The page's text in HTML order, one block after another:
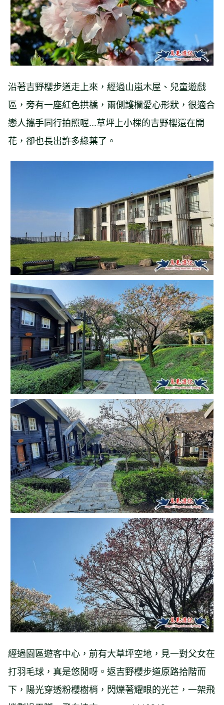
沿著吉野櫻步道走上來，經過山嵐木屋、兒童遊戲
區，旁有一座紅色拱橋，兩側護欄愛心形狀，很適合
戀人攜手同行拍照喔...草坪上小棵的吉野櫻還在開
花，卻也長出許多綠葉了。
經過園區遊客中心，前有大草坪空地，見一對父女在
打羽毛球，真是悠閒呀。返吉野櫻步道原路拾階而
下，陽光穿透粉櫻樹梢，閃爍著耀眼的光芒，一架飛